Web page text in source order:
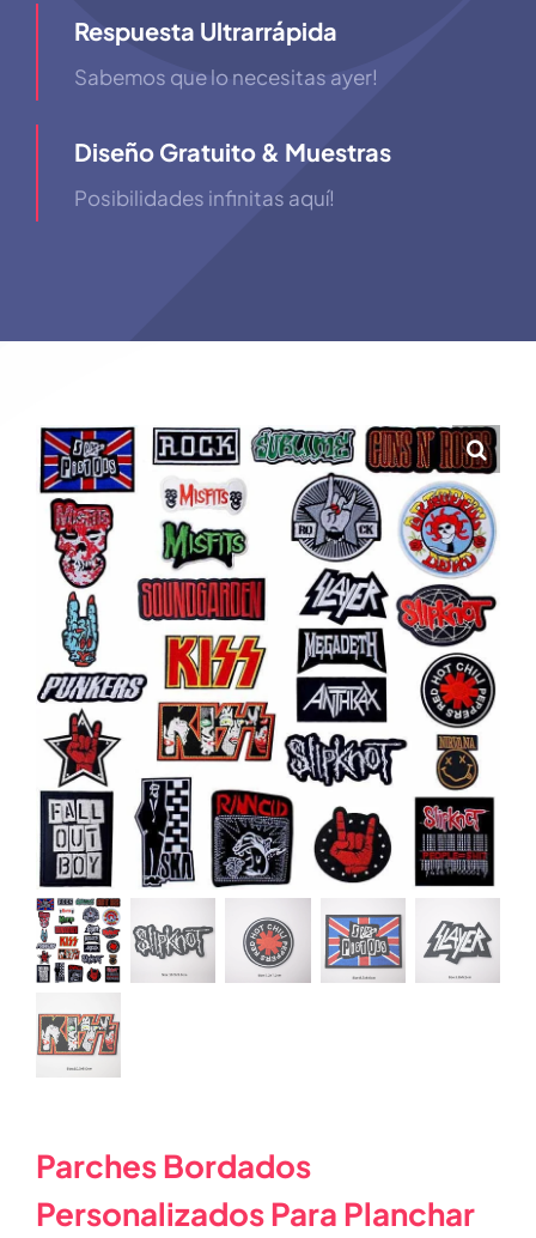
Respuesta Ultrarrápida
Sabemos que lo necesitas ayer!
Diseño Gratuito & Muestras
Posibilidades infinitas aquí!
Parches Bordados
Personalizados Para Planchar